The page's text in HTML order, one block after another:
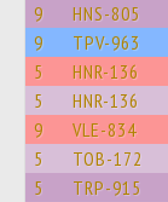
9 HNS-805
9 TPV-963
5 HNR-136
5 HNR-136
9 VLE-834
5 TOB-172
5 TRP-915